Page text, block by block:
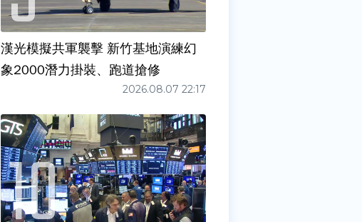
漢光模擬共軍襲擊 新竹基地演練幻
象2000潛力掛裝、跑道搶修
2026.08.07 22:17